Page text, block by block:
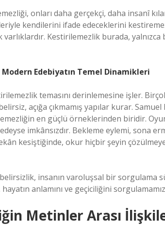
onları daha gerçekçi, daha insanî
kendilerini ifade edeceklerini
Kestirilemezlik burada, yalnızca
Edebiyatın Temel Dinamikleri
temasını derinlemesine işler.
açığa çıkmamış yapılar kurar.
en güçlü örneklerinden biridir.
imkânsızdır. Bekleme eylemi, sona
kesiştiğinde, okur hiçbir şeyin
insanın varoluşsal bir sorgulama
anlamını ve geçiciliğini
Metinler Arası